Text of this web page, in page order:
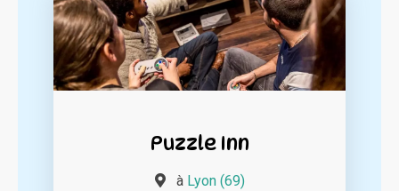
Puzzle Inn
à Lyon (69)